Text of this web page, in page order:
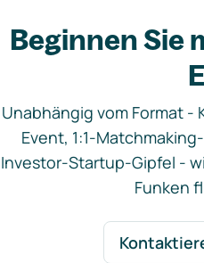
Beginnen Sie
Unabhängig vom Format
Event, 1:1-
Investor-Startup-Gipfel -
Funken